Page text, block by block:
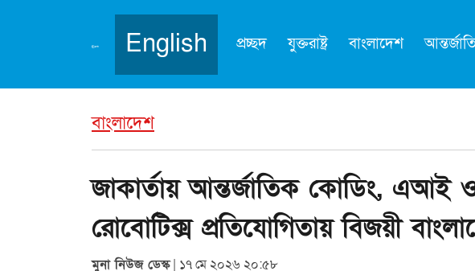
English প্রচ্ছদ যুক্তরাষ্ট্র বাংলাদেশ
বাংলাদেশ
জাকার্তায় আন্তর্জাতিক কোডিং, এআই
রোবোটিক্স প্রতিযোগিতায় বিজয়ী
মুনা নিউজ ডেস্ক| ১৭ মে ২০২৬ ২০:৫৮